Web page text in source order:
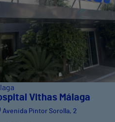
Vithas Málaga
Avenida Pintor Sorolla, 2